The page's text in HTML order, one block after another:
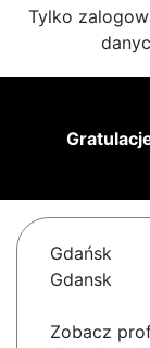
Tylko
Gdańsk
Gdansk
Zobacz